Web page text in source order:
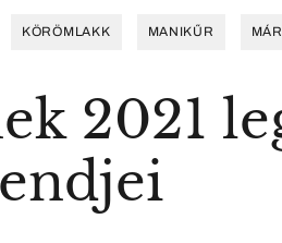
KÖRÖMLAKK MANIKŰR
2021